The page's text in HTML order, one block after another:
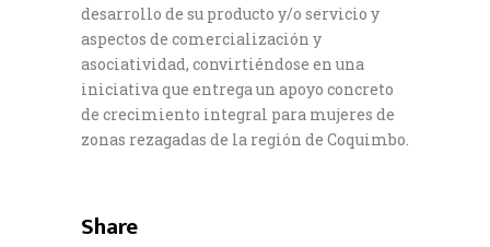
desarrollo de su producto y/o servicio y
aspectos de comercialización y
asociatividad, convirtiéndose en una
iniciativa que entrega un apoyo concreto
de crecimiento integral para mujeres de
zonas rezagadas de la región de Coquimbo.
Share